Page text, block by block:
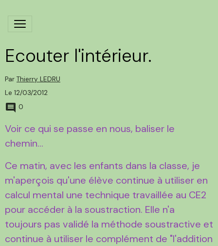
Ecouter l'intérieur.
Par Thierry LEDRU
Le 12/03/2012
0
Voir ce qui se passe en nous, baliser le
chemin...
Ce matin, avec les enfants dans la classe, je
m'aperçois qu'une élève continue à utiliser en
calcul mental une technique travaillée au CE2
pour accéder à la soustraction. Elle n'a
toujours pas validé la méthode soustractive et
continue à utiliser le complément de "l'addition